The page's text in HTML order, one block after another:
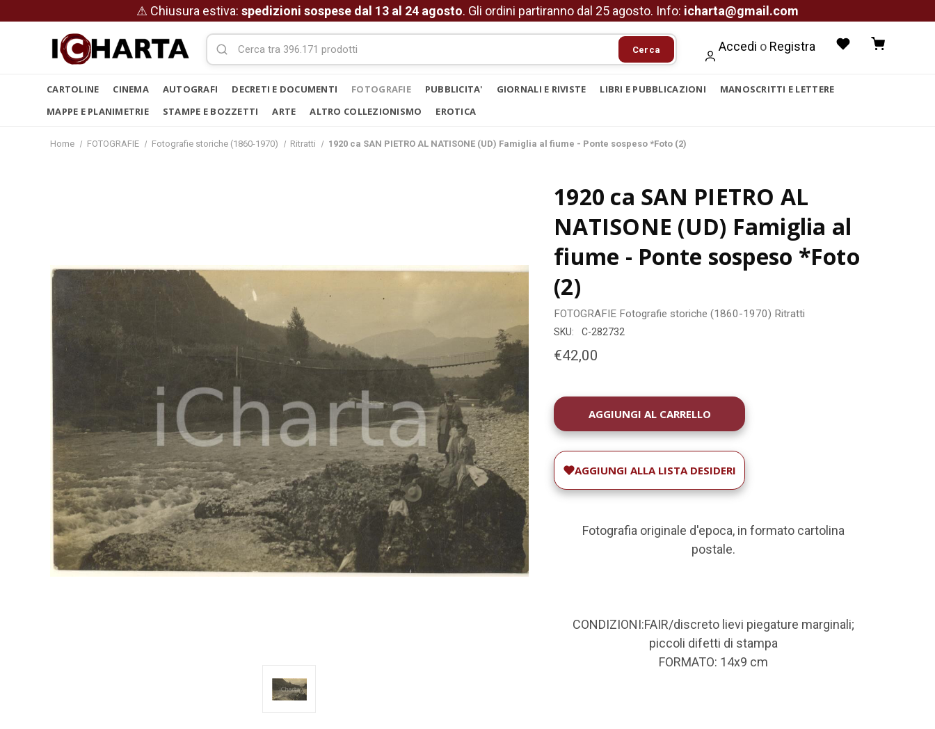
⚠ Chiusura estiva: spedizioni sospese dal 13 al 24 agosto. Gli ordini partiranno dal 25 agosto. Info: icharta@gmail.com
Cerca Accedi o Registra
CARTOLINE CINEMA AUTOGRAFI DECRETI E DOCUMENTI FOTOGRAFIE PUBBLICITA' GIORNALI E RIVISTE LIBRI E PUBBLICAZIONI
MANOSCRITTI E LETTERE
MAPPE E PLANIMETRIE
STAMPE E BOZZETTI ARTE ALTRO COLLEZIONISMO EROTICA
Home FOTOGRAFIE Fotografie storiche (1860-1970) Ritratti 1920 ca SAN PIETRO AL NATISONE (UD) Famiglia al fiume - Ponte sospeso *Foto (2)
1920 ca SAN PIETRO AL
NATISONE (UD) Famiglia al
fiume - Ponte sospeso *Foto
(2)
FOTOGRAFIE Fotografie storiche (1860-1970) Ritratti
SKU: C-282732
€42,00
DISPONIBILITÀ
ATTUALE:
AGGIUNGI ALLA LISTA DESIDERI
Fotografia originale d'epoca, in formato cartolina
postale.
CONDIZIONI:FAIR/discreto lievi piegature marginali;
piccoli difetti di stampa
FORMATO: 14x9 cm